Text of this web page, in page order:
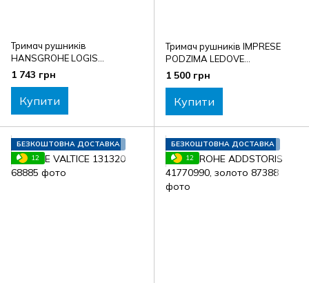
Тримач рушників
HANSGROHE LOGIS
41716000, хром
1 743 грн
Купити
Тримач рушників IMPRESE
PODZIMA LEDOVE
ZMK01170128
1 500 грн
Купити
БЕЗКОШТОВНА ДОСТАВКА
12
БЕЗКОШТОВНА ДОСТАВКА
12